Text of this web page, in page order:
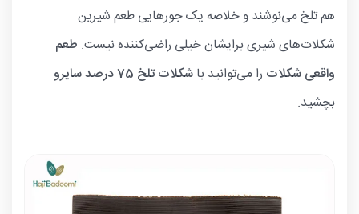
هم تلخ می‌نوشند و خلاصه یک جورهایی طعم شیرین
شکلات‌های شیری برایشان خیلی راضی‌کننده نیست. ‌طعم
واقعی شکلات را می‌توانید باشکلات تلخ 75 درصد سایرو
بچشید.